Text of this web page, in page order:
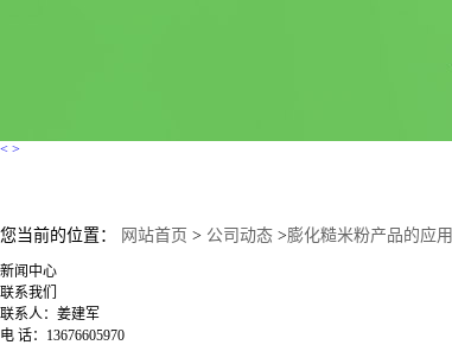
< >
您当前的位置： 网站首页 > 公司动态 >膨化糙米粉产品的应用
新闻中心
联系我们
联系人：姜建军
电 话：13676605970